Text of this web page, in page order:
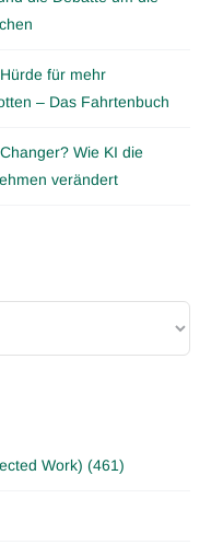
für mehr
– Das Fahrtenbuch
Wie KI die
verändert
Work) (461)